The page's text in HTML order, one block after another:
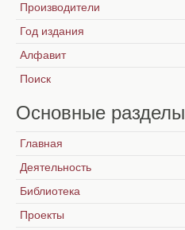
Производители
Год издания
Алфавит
Поиск
Основные разделы
Главная
Деятельность
Библиотека
Проекты